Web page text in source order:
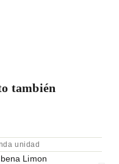
también
unidad
Limon